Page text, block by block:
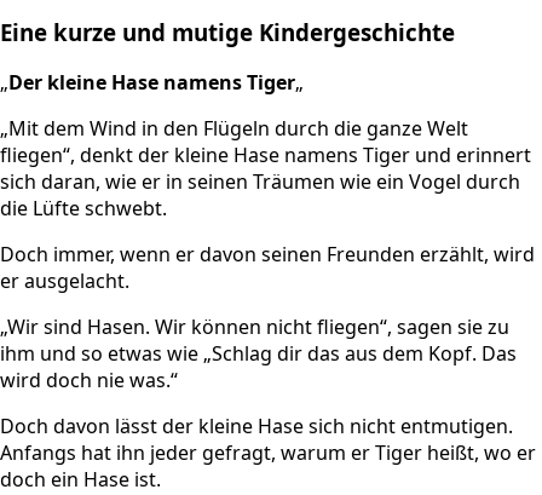
Eine kurze und mutige Kindergeschichte
„Der kleine Hase namens Tiger„
„Mit dem Wind in den Flügeln durch die ganze Welt
fliegen“, denkt der kleine Hase namens Tiger und erinnert
sich daran, wie er in seinen Träumen wie ein Vogel durch
die Lüfte schwebt.
Doch immer, wenn er davon seinen Freunden erzählt, wird
er ausgelacht.
„Wir sind Hasen. Wir können nicht fliegen“, sagen sie zu
ihm und so etwas wie „Schlag dir das aus dem Kopf. Das
wird doch nie was.“
Doch davon lässt der kleine Hase sich nicht entmutigen.
Anfangs hat ihn jeder gefragt, warum er Tiger heißt, wo er
doch ein Hase ist.